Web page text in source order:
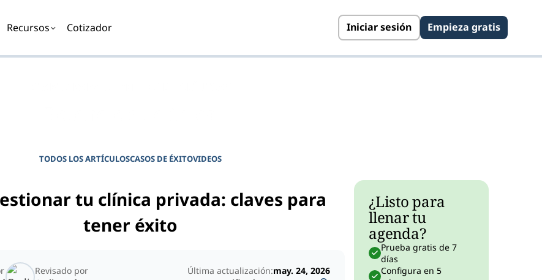
Recursos Cotizador Iniciar sesión Empieza gratis
TODOS LOS ARTÍCULOSCASOS DE ÉXITOVIDEOS
tu clínica privada: claves para
tener éxito
Revisado por
Última actualización:may. 24, 2026
¿Listo para
llenar tu
agenda?
Prueba gratis de 7
días
Configura en 5